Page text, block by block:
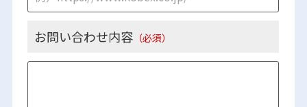
お問い合わせ内容 （必須）